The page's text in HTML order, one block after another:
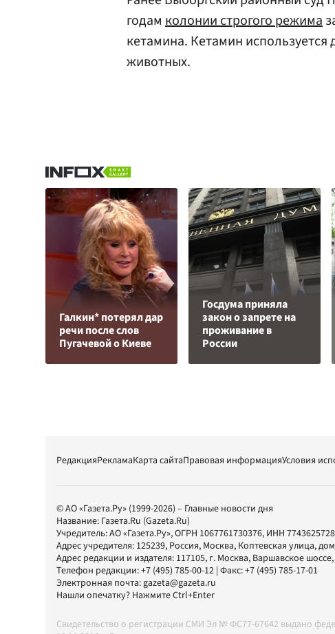
годам колонии строгого режима
кетамина. Кетамин
животных.
Галкин* потерял дар
речи после слов
Пугачевой о Киеве
Госдума приняла
закон о запрете на
проживание в
России
РедакцияРекламаКарта сайтаПравовая информацияУсловия
© АО «Газета.Ру» (1999-2026) – Главные новости дня
Название: Газета.Ru (Gazeta.Ru)
Учредитель:АО «Газета.Ру», ОГРН 1067761730376, ИНН 7743625728
Адрес учредителя: 125239, Россия, Москва, Коптевская улица,
Адрес редакции и издателя: 117105, г. Москва, Варшавское шоссе,
Телефон редакции:+7 (495) 785-00-12 | Факс:+7 (495) 785-17-01
Электронная почта:gazeta@gazeta.ru
Нашли опечатку? Нажмите Ctrl+Enter
Свидетельство о регистрации СМИ Эл № ФС77-67642 выдано